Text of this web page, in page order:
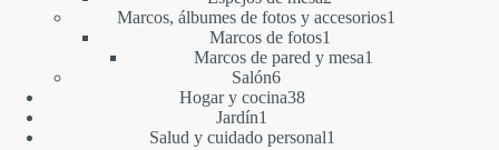
productos
Marcos, álbumes de fotos y accesorios1
Marcos de fotos1
producto
Marcos de pared y mesa1
Salón66
productos
Hogar y cocina3838
Jardín1
producto
Salud y cuidado personal1